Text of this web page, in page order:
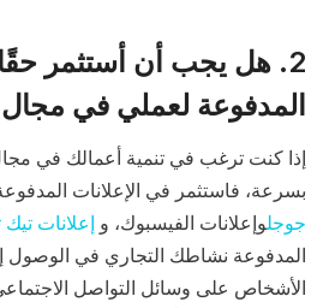
2. هل يجب أن أستثمر
المدفوعة لعملي في مجال
إذا كنت ترغب في تنمية أعمالك في
بسرعة، فاستثمر في الإعلانات
جوجلوإعلانات الفيسبوك، و إعلانات
المدفوعة نشاطك التجاري في الوصول
الأشخاص على وسائل التواصل